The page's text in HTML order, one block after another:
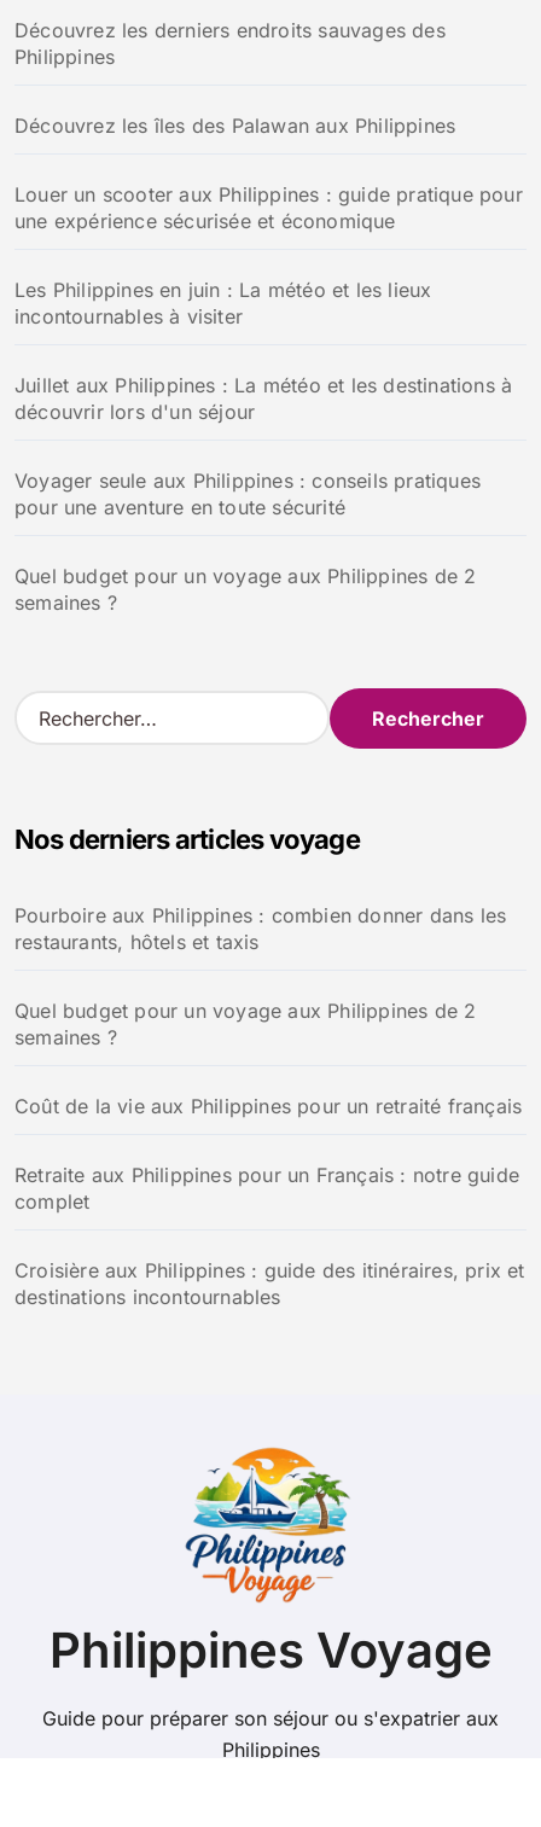
Découvrez les derniers endroits sauvages des
Philippines
Découvrez les îles des Palawan aux Philippines
Louer un scooter aux Philippines : guide pratique pour
une expérience sécurisée et économique
Les Philippines en juin : La météo et les lieux
incontournables à visiter
Juillet aux Philippines : La météo et les destinations à
découvrir lors d'un séjour
Voyager seule aux Philippines : conseils pratiques
pour une aventure en toute sécurité
Quel budget pour un voyage aux Philippines de 2
semaines ?
R
e
r
e
r
Nos derniers articles voyage
Pourboire aux Philippines : combien donner dans les
restaurants, hôtels et taxis
Quel budget pour un voyage aux Philippines de 2
semaines ?
Coût de la vie aux Philippines pour un retraité français
Retraite aux Philippines pour un Français : notre guide
complet
Croisière aux Philippines : guide des itinéraires, prix et
destinations incontournables
Philippines Voyage
Guide pour préparer son séjour ou s'expatrier aux
Philippines